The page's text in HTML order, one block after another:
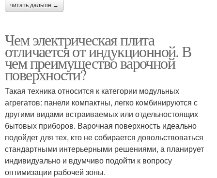
читать дальше →
Чем электрическая плита
отличается от индукционной. В
чем преимущество варочной
поверхности?
Такая техника относится к категории модульных
агрегатов: панели компактны, легко комбинируются с
другими видами встраиваемых или отдельностоящих
бытовых приборов. Варочная поверхность идеально
подойдет для тех, кто не собирается довольствоваться
стандартными интерьерными решениями, а планирует
индивидуально и вдумчиво подойти к вопросу
оптимизации рабочей зоны.